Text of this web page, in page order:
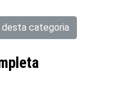
categoria